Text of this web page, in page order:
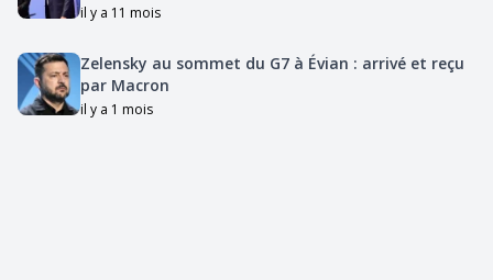
il y a 11 mois
Zelensky au sommet du G7 à Évian : arrivé et reçu
par Macron
il y a 1 mois